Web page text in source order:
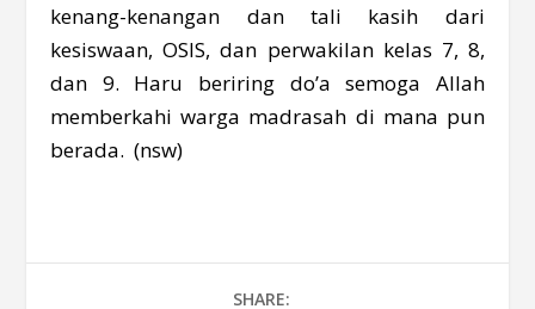
kenang-kenangan dan tali kasih dari
kesiswaan, OSIS, dan perwakilan kelas 7, 8,
dan 9. Haru beriring do’a semoga Allah
memberkahi warga madrasah di mana pun
berada. (nsw)
SHARE: